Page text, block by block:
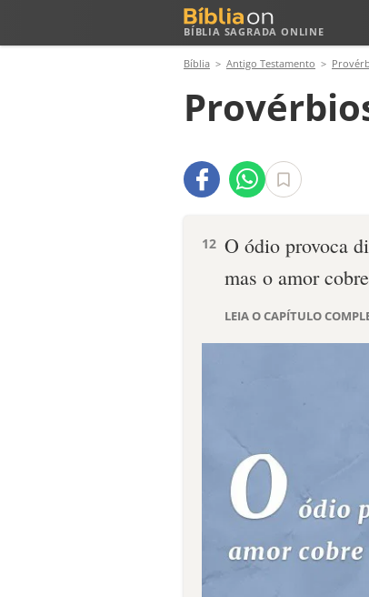
BÍBLIA SAGRADA ONLINE
Bíblia Antigo Testamento
12 O ódio provoca
mas o amor
LEIA O CAPÍTULO